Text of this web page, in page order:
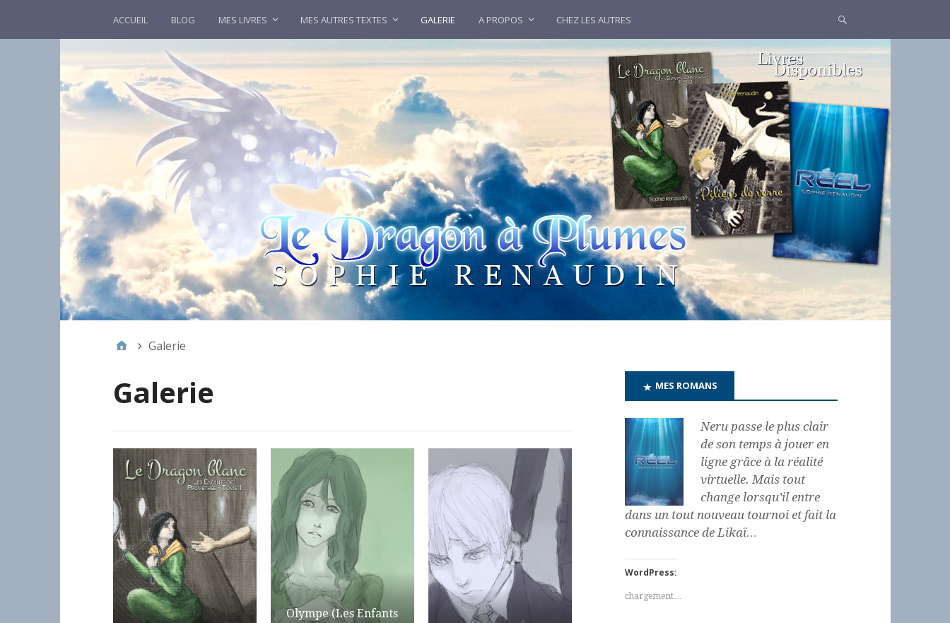
ACCUEIL BLOG MES LIVRES MES AUTRES TEXTES GALERIE A PROPOS CHEZ LES AUTRES
Galerie
Galerie
Olympe (Les Enfants
MES ROMANS
Neru passe le plus clair
de son temps à jouer en
ligne grâce à la réalité
virtuelle. Mais tout
change lorsqu’il entre
dans un tout nouveau tournoi et fait la
connaissance de Likaï…
WordPress:
chargement…